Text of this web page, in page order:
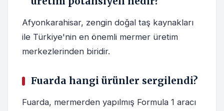
Afyonkarahisar, zengin doğal taş kaynakları
ile Türkiye'nin en önemli mermer üretim
merkezlerinden biridir.
Fuarda hangi ürünler sergilendi?
Fuarda, mermerden yapılmış Formula 1 aracı